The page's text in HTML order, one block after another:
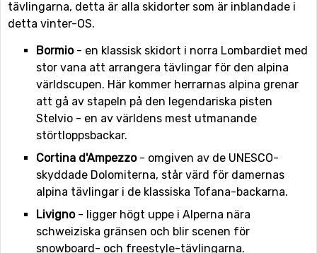
tävlingarna, detta är alla skidorter som är inblandade i
detta vinter-OS.
Bormio- en klassisk skidort i norra Lombardiet med
stor vana att arrangera tävlingar för den alpina
världscupen. Här kommer herrarnas alpina grenar
att gå av stapeln på den legendariska pisten
Stelvio - en av världens mest utmanande
störtloppsbackar.
Cortina d'Ampezzo- omgiven av de UNESCO-
skyddade Dolomiterna, står värd för damernas
alpina tävlingar i de klassiska Tofana-backarna.
Livigno- ligger högt uppe i Alperna nära
schweiziska gränsen och blir scenen för
snowboard- och freestyle-tävlingarna.